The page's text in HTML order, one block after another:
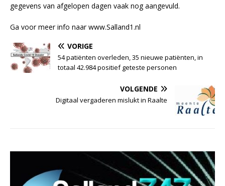
gegevens van afgelopen dagen vaak nog aangevuld.
Ga voor meer info naar www.Salland1.nl
VORIGE
54 patiënten overleden, 35 nieuwe patiënten, in
totaal 42.984 positief geteste personen
VOLGENDE
Digitaal vergaderen mislukt in Raalte